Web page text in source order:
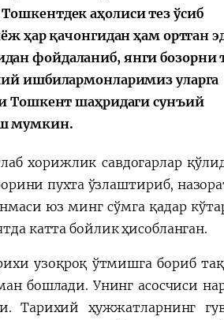
аҳолиси тез ўсиб
ҳар қачонгидан ҳам ортган
фойдаланиб, янги бозорни
ишбилармонларимиз уларга
Тошкент шаҳридаги сунъий
мумкин.
хорижлик савдогарлар
пухта ўзлаштириб,
юз минг сўмга қадар
катта бойлик ҳисобланган.
узоқроқ ўтмишга бориб
бошлади. Унинг асосчиси
Тарихий ҳужжатларнинг